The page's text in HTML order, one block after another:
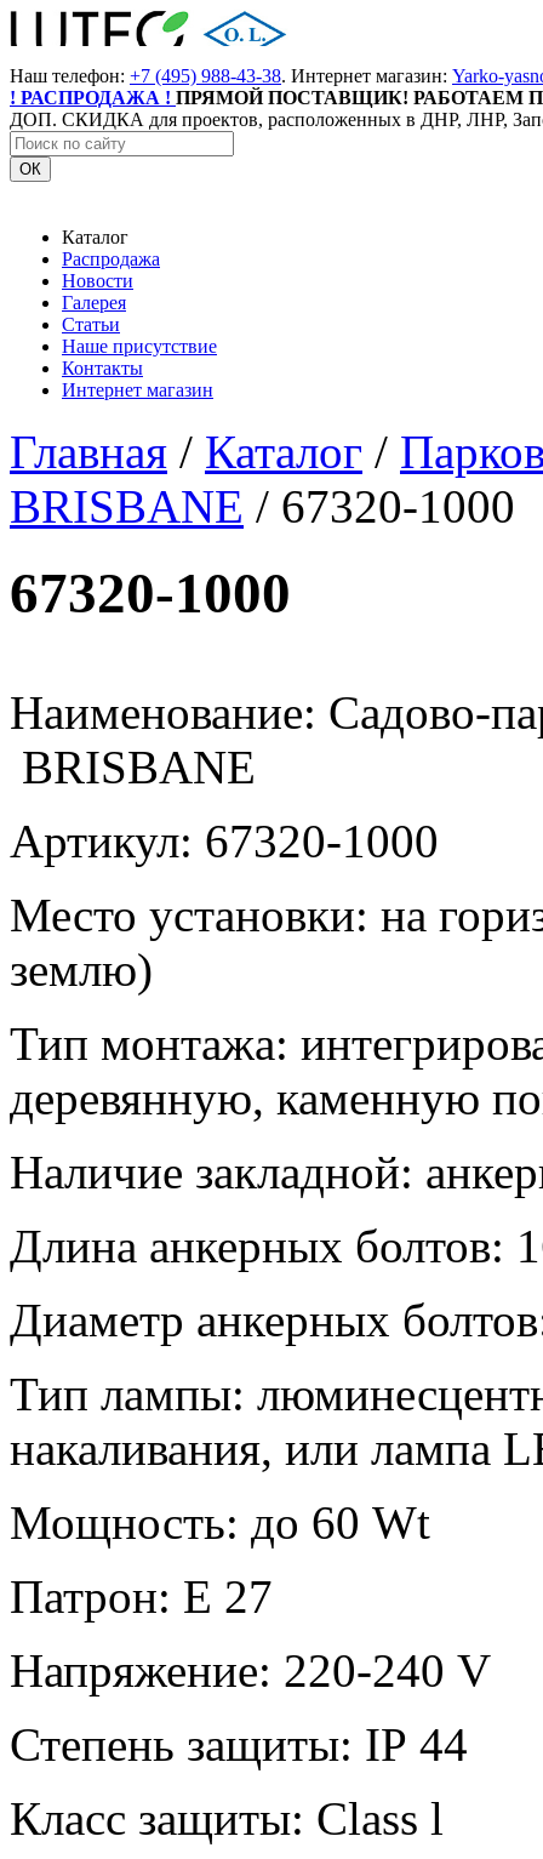
Наш телефон: +7 (495) 988-43-38. Интернет магазин: Yarko-
! РАСПРОДАЖА ! ПРЯМОЙ ПОСТАВЩИК! РАБОТАЕМ
ДОП. СКИДКА для проектов, расположенных в ДНР, ЛНР,
ОК
Каталог
Распродажа
Новости
Галерея
Статьи
Наше присутствие
Контакты
Интернет магазин
Главная / Каталог /
BRISBANE / 67320-1000
67320-1000
Наименование: Садово-
BRISBANE
Артикул: 67320-1000
Место установки: на
землю)
Тип монтажа:
деревянную, каменную
Наличие закладной:
Длина анкерных болтов:
Диаметр анкерных
Тип лампы:
накаливания, или лампа
Мощность: до 60 Wt
Патрон: Е 27
Напряжение: 220-240 V
Степень защиты: IP 44
Класс защиты: Class l